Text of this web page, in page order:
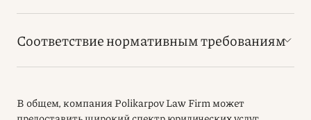
Соответствие нормативным требованиям
В общем, компания Polikarpov Law Firm может